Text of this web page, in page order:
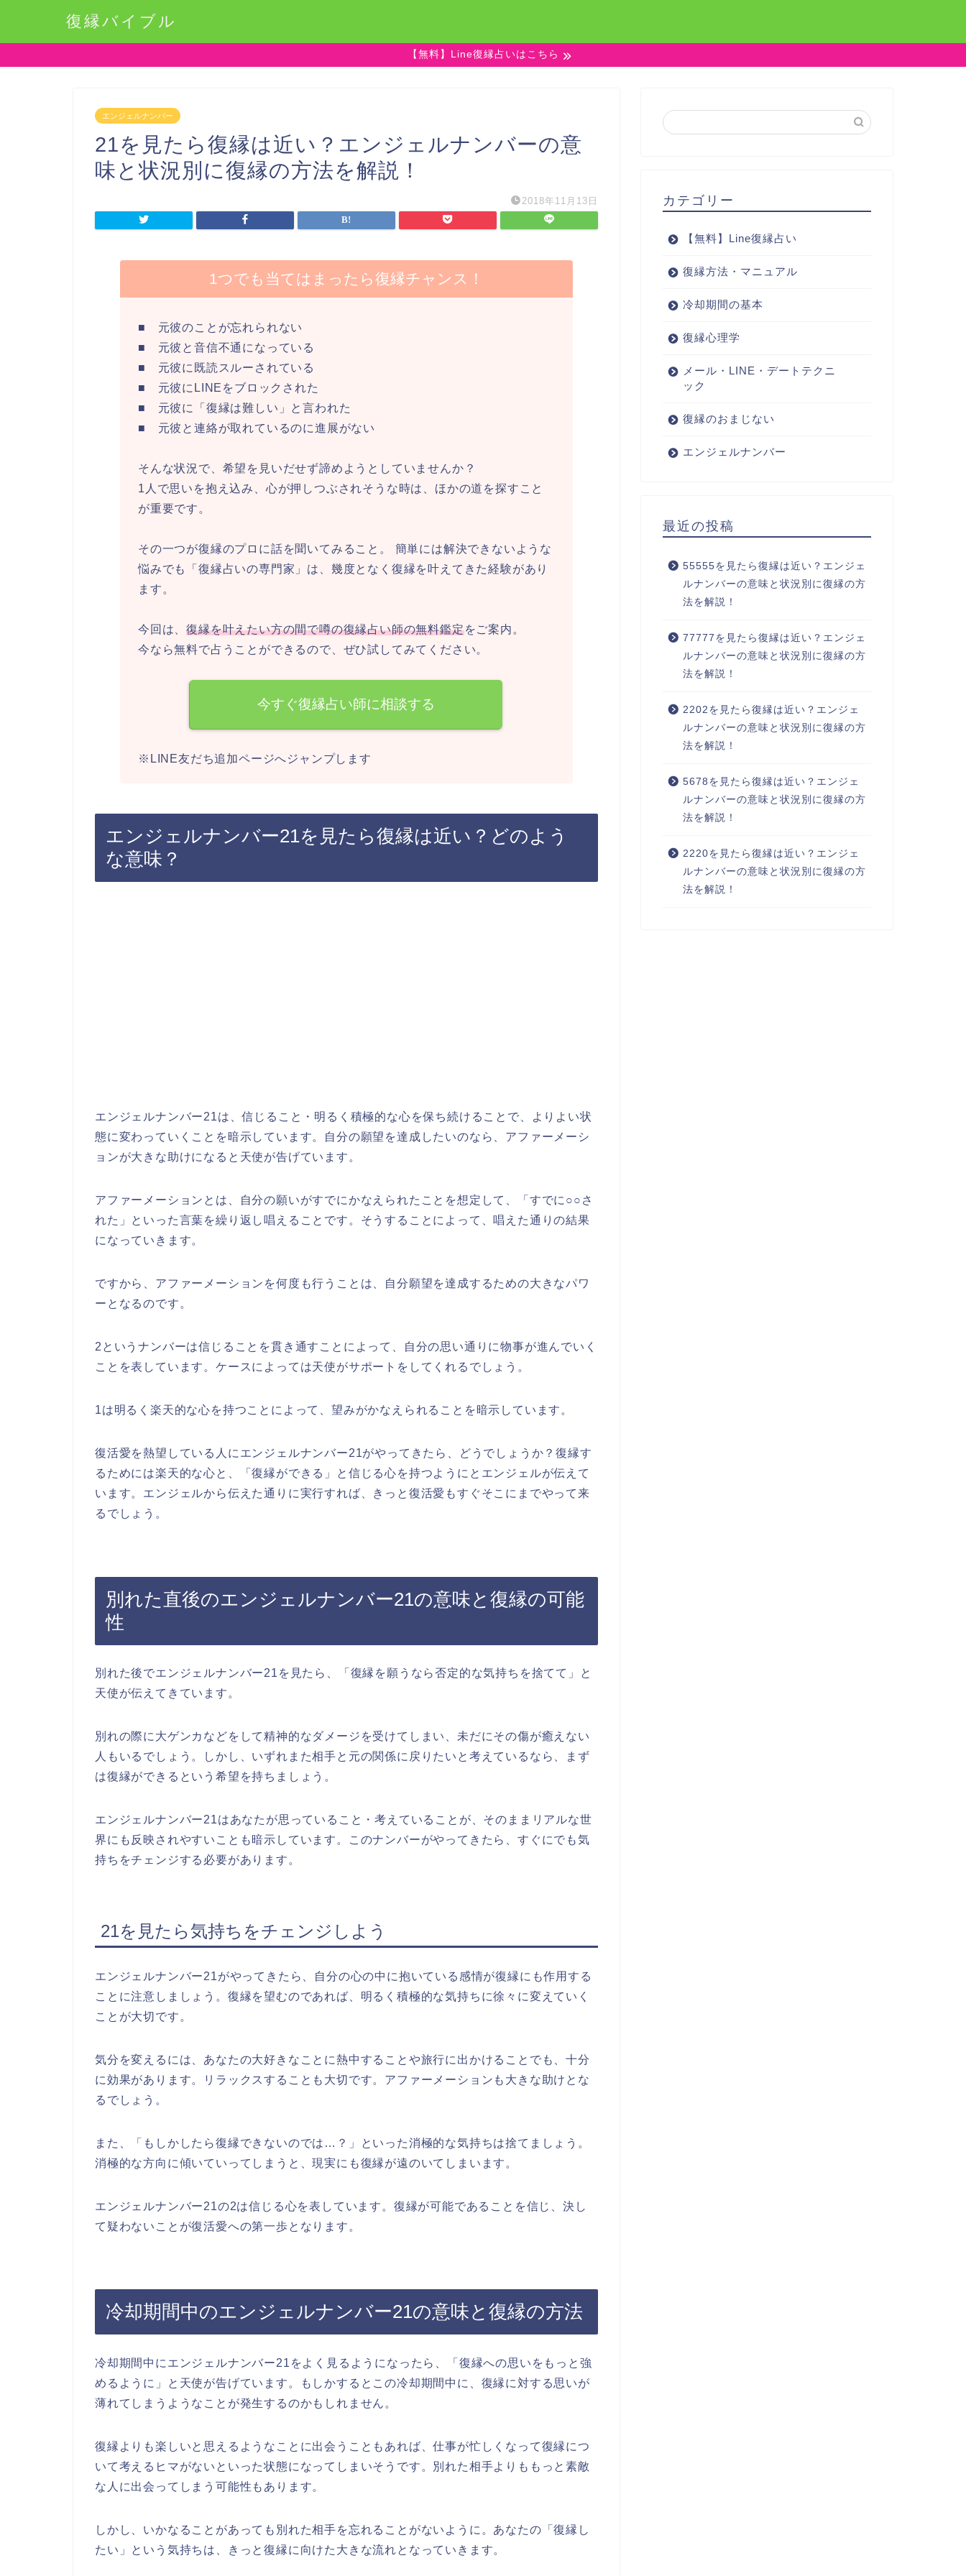
復縁バイブル
【無料】Line復縁占いはこちら
エンジェルナンバー
21を見たら復縁は近い？エンジェルナンバーの意
味と状況別に復縁の方法を解説！
2018年11月13日
1つでも当てはまったら復縁チャンス！
■ 元彼のことが忘れられない
■ 元彼と音信不通になっている
■ 元彼に既読スルーされている
■ 元彼にLINEをブロックされた
■ 元彼に「復縁は難しい」と言われた
■ 元彼と連絡が取れているのに進展がない
そんな状況で、希望を見いだせず諦めようとしていませんか？
1人で思いを抱え込み、心が押しつぶされそうな時は、ほかの道を探すこと
が重要です。
その一つが復縁のプロに話を聞いてみること。 簡単には解決できないような
悩みでも「復縁占いの専門家」は、幾度となく復縁を叶えてきた経験があり
ます。
今回は、復縁を叶えたい方の間で噂の復縁占い師の無料鑑定をご案内。
今なら無料で占うことができるので、ぜひ試してみてください。
今すぐ復縁占い師に相談する
※LINE友だち追加ページへジャンプします
エンジェルナンバー21を見たら復縁は近い？どのよう
な意味？
エンジェルナンバー21は、信じること・明るく積極的な心を保ち続けることで、よりよい状
態に変わっていくことを暗示しています。自分の願望を達成したいのなら、アファーメーシ
ョンが大きな助けになると天使が告げています。
アファーメーションとは、自分の願いがすでにかなえられたことを想定して、「すでに○○さ
れた」といった言葉を繰り返し唱えることです。そうすることによって、唱えた通りの結果
になっていきます。
ですから、アファーメーションを何度も行うことは、自分願望を達成するための大きなパワ
ーとなるのです。
2というナンバーは信じることを貫き通すことによって、自分の思い通りに物事が進んでいく
ことを表しています。ケースによっては天使がサポートをしてくれるでしょう。
1は明るく楽天的な心を持つことによって、望みがかなえられることを暗示しています。
復活愛を熱望している人にエンジェルナンバー21がやってきたら、どうでしょうか？復縁す
るためには楽天的な心と、「復縁ができる」と信じる心を持つようにとエンジェルが伝えて
います。エンジェルから伝えた通りに実行すれば、きっと復活愛もすぐそこにまでやって来
るでしょう。
別れた直後のエンジェルナンバー21の意味と復縁の可能
性
別れた後でエンジェルナンバー21を見たら、「復縁を願うなら否定的な気持ちを捨てて」と
天使が伝えてきています。
別れの際に大ゲンカなどをして精神的なダメージを受けてしまい、未だにその傷が癒えない
人もいるでしょう。しかし、いずれまた相手と元の関係に戻りたいと考えているなら、まず
は復縁ができるという希望を持ちましょう。
エンジェルナンバー21はあなたが思っていること・考えていることが、そのままリアルな世
界にも反映されやすいことも暗示しています。このナンバーがやってきたら、すぐにでも気
持ちをチェンジする必要があります。
21を見たら気持ちをチェンジしよう
エンジェルナンバー21がやってきたら、自分の心の中に抱いている感情が復縁にも作用する
ことに注意しましょう。復縁を望むのであれば、明るく積極的な気持ちに徐々に変えていく
ことが大切です。
気分を変えるには、あなたの大好きなことに熱中することや旅行に出かけることでも、十分
に効果があります。リラックスすることも大切です。アファーメーションも大きな助けとな
るでしょう。
また、「もしかしたら復縁できないのでは…？」といった消極的な気持ちは捨てましょう。
消極的な方向に傾いていってしまうと、現実にも復縁が遠のいてしまいます。
エンジェルナンバー21の2は信じる心を表しています。復縁が可能であることを信じ、決し
て疑わないことが復活愛への第一歩となります。
冷却期間中のエンジェルナンバー21の意味と復縁の方法
冷却期間中にエンジェルナンバー21をよく見るようになったら、「復縁への思いをもっと強
めるように」と天使が告げています。もしかするとこの冷却期間中に、復縁に対する思いが
薄れてしまうようなことが発生するのかもしれません。
復縁よりも楽しいと思えるようなことに出会うこともあれば、仕事が忙しくなって復縁につ
いて考えるヒマがないといった状態になってしまいそうです。別れた相手よりももっと素敵
な人に出会ってしまう可能性もあります。
しかし、いかなることがあっても別れた相手を忘れることがないように。あなたの「復縁し
たい」という気持ちは、きっと復縁に向けた大きな流れとなっていきます。
カテゴリー
【無料】Line復縁占い
復縁方法・マニュアル
冷却期間の基本
復縁心理学
メール・LINE・デートテクニ
ック
復縁のおまじない
エンジェルナンバー
最近の投稿
55555を見たら復縁は近い？エンジェ
ルナンバーの意味と状況別に復縁の方
法を解説！
77777を見たら復縁は近い？エンジェ
ルナンバーの意味と状況別に復縁の方
法を解説！
2202を見たら復縁は近い？エンジェ
ルナンバーの意味と状況別に復縁の方
法を解説！
5678を見たら復縁は近い？エンジェ
ルナンバーの意味と状況別に復縁の方
法を解説！
2220を見たら復縁は近い？エンジェ
ルナンバーの意味と状況別に復縁の方
法を解説！